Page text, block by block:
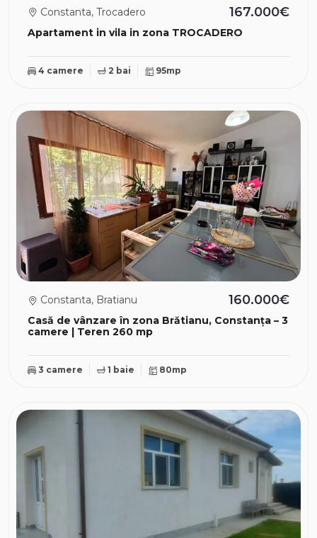
Apartament in vila in zona TROCADERO
Constanta, Trocadero 167.000€
4 camere 2 bai 95mp
Casă de vânzare în zona Brătianu, Constanța – 3
camere | Teren 260 mp
Constanta, Bratianu 160.000€
3 camere 1 baie 80mp